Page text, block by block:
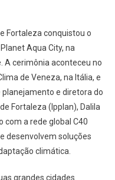
Fortaleza conquistou o
Aqua City, na
A cerimônia aconteceu no
de Veneza, na Itália, e
e diretora do
Fortaleza (Ipplan), Dalila
com a rede global C40
desenvolvem soluções
climática.
grandes cidades